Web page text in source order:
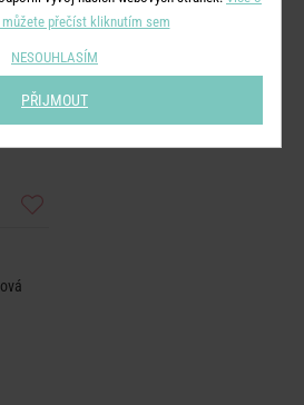
%
přečíst kliknutím sem
NESOUHLASÍM
PŘIJMOUT